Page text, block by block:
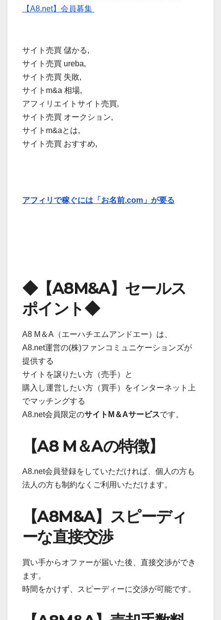
【A8.net】会員募集
サイト売買 儲かる,
サイト売買 ureba,
サイト売買 失敗,
サイトm&a 相場,
アフィリエイトサイト売買,
サイト売買 オークション,
サイトm&aとは,
サイト売買 おすすめ,
アフィリで稼ぐには「お名前.com」が要る
◆【A8M&A】セールス
ポイント◆
A8 M＆A（エーハチエムアンドエー）は、
A8.net運営の(株)ファンコミュニケーションズが
提供する
サイトを譲りたい方（売手）と
購入し運営したい方（買手）をインターネット上
でマッチングする
A8.net会員限定のサイトM＆Aサービスです。
【A8 M＆Aの特徴】
A8.net会員登録をしていただければ、個人の方も
法人の方も制約なくご利用いただけます。
【A8M&A】スピーディ
ーな直接交渉
買い手からオファーが届いた後、直接交渉ができ
ます。
時間をかけず、スピーディーに交渉が可能です。